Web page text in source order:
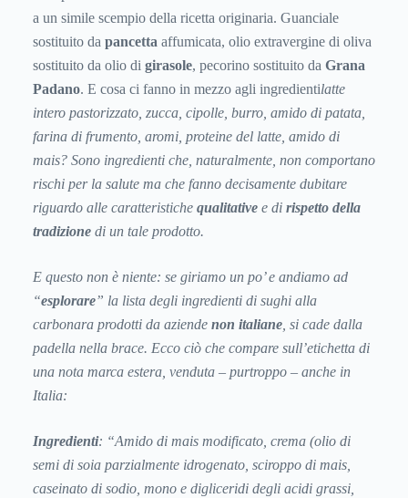
a un simile scempio della ricetta originaria. Guanciale
sostituito da pancetta affumicata, olio extravergine di oliva
sostituito da olio di girasole, pecorino sostituito da Grana
Padano. E cosa ci fanno in mezzo agli ingredientilatte
intero pastorizzato, zucca, cipolle, burro, amido di patata,
farina di frumento, aromi, proteine del latte, amido di
mais? Sono ingredienti che, naturalmente, non comportano
rischi per la salute ma che fanno decisamente dubitare
riguardo alle caratteristiche qualitative e di rispetto della
tradizione di un tale prodotto.
E questo non è niente: se giriamo un po’ e andiamo ad
“esplorare” la lista degli ingredienti di sughi alla
carbonara prodotti da aziende non italiane , si cade dalla
padella nella brace. Ecco ciò che compare sull’etichetta di
una nota marca estera, venduta – purtroppo – anche in
Italia:
Ingredienti: “Amido di mais modificato, crema (olio di
semi di soia parzialmente idrogenato, sciroppo di mais,
caseinato di sodio, mono e digliceridi degli acidi grassi,